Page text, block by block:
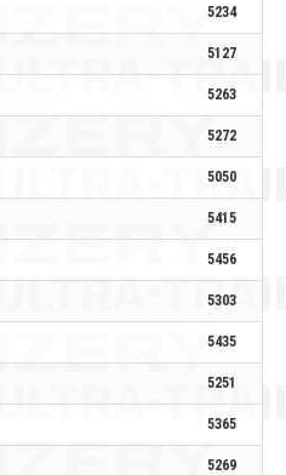
5234
5127
5263
5272
5050
5415
5456
5303
5435
5251
5365
5269